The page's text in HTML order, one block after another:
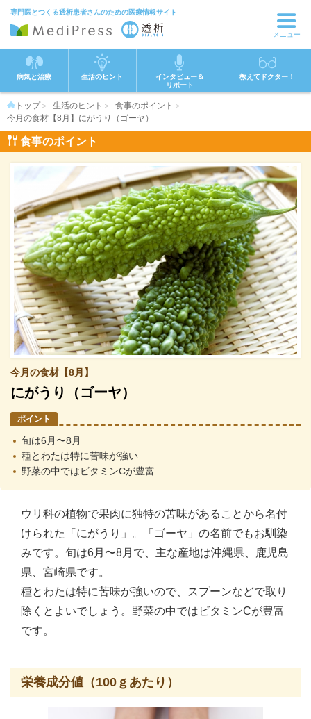
専門医とつくる透析患者さんのための医療情報サイト
メニュー
病気と治療 生活のヒント
インタビュー＆
リポート
教えてドクター！
トップ 生活のヒント
食事のポイント
今月の食材【8月】にがうり（ゴーヤ）
食事のポイント
今月の食材【8月】
にがうり（ゴーヤ）
ポイント
旬は6月〜8月
種とわたは特に苦味が強い
野菜の中ではビタミンCが豊富
ウリ科の植物で果肉に独特の苦味があることから名付
けられた「にがうり」。「ゴーヤ」の名前でもお馴染
みです。旬は6月〜8月で、主な産地は沖縄県、鹿児島
県、宮崎県です。
種とわたは特に苦味が強いので、スプーンなどで取り
除くとよいでしょう。野菜の中ではビタミンCが豊富
です。
栄養成分値（100ｇあたり）